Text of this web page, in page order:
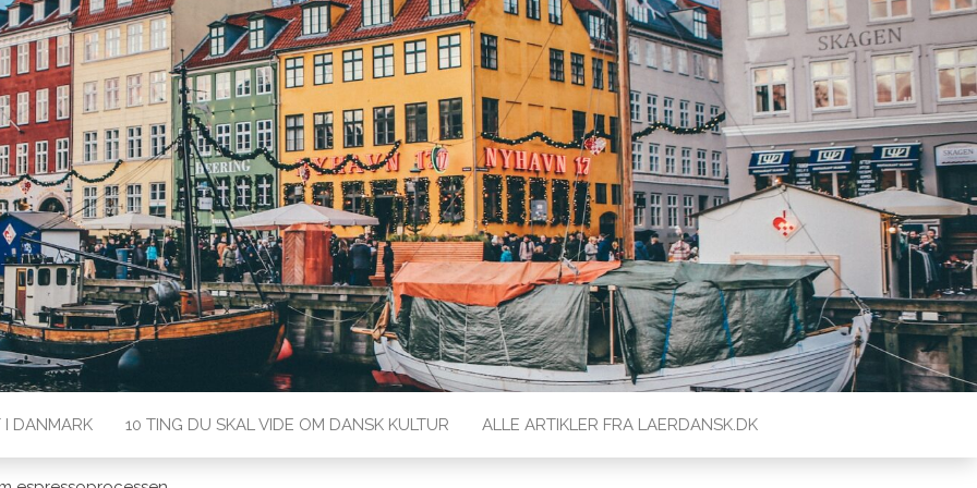
med Lærdansk
I DANMARK 10 TING DU SKAL VIDE OM DANSK KULTUR ALLE ARTIKLER FRA LAERDANSK.DK